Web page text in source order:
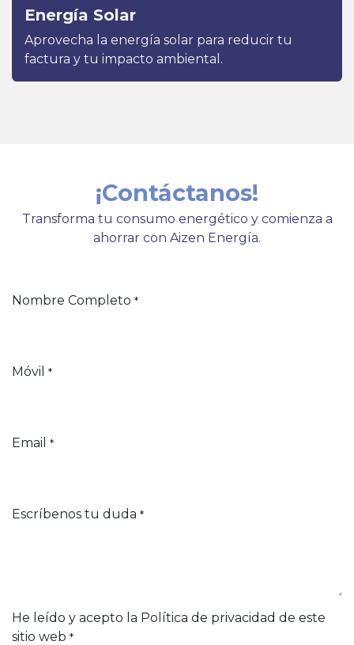
Energía Solar
Aprovecha la energía solar para reducir tu
factura y tu impacto ambiental.
¡Contáctanos!
Transforma tu consumo energético y comienza a
ahorrar con Aizen Energía.
Nombre Completo *
Móvil *
Email *
Escríbenos tu duda *
He leído y acepto la Política de privacidad de este
sitio web *